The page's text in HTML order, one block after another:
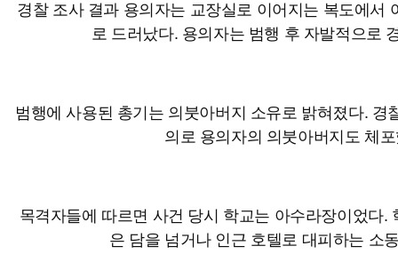
경찰 조사 결과 용의자는 교장실로 이어지는 복도에서
로 드러났다. 용의자는 범행 후 자발적으로
범행에 사용된 총기는 의붓아버지 소유로 밝혀졌다. 경
의로 용의자의 의붓아버지도 체
목격자들에 따르면 사건 당시 학교는 아수라장이었다.
은 담을 넘거나 인근 호텔로 대피하는 소